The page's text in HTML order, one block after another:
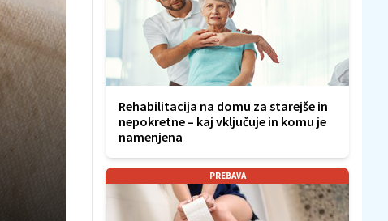
Rehabilitacija na domu za starejše in
nepokretne – kaj vključuje in komu je
namenjena
PREBAVA